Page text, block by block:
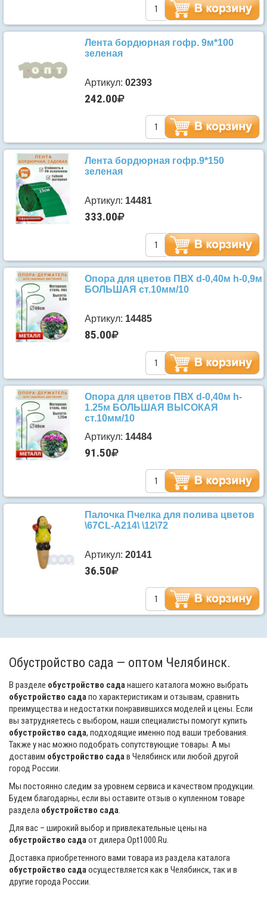
Лента бордюрная гофр. 9м*100
зеленая
Артикул: 02393
242.00
Лента бордюрная гофр.9*150
зеленая
Артикул: 14481
333.00
Опора для цветов ПВХ d-0,40м h-0,9м
БОЛЬШАЯ ст.10мм/10
Артикул: 14485
85.00
Опора для цветов ПВХ d-0,40м h-
1.25м БОЛЬШАЯ ВЫСОКАЯ
ст.10мм/10
Артикул: 14484
91.50
Палочка Пчелка для полива цветов
\67CL-A214\ \12\72
Артикул: 20141
36.50
Обустройство сада — оптом Челябинск.
В разделе обустройство саданашего каталога можно выбрать
обустройство садапо характеристикам и отзывам, сравнить
преимущества и недостатки понравившихся моделей и цены. Если
вы затрудняетесь с выбором, наши специалисты помогут купить
обустройство сада, подходящие именно под ваши требования.
Также у нас можно подобрать сопутствующие товары. А мы
доставим обустройство садав Челябинск или любой другой
город России.
Мы постоянно следим за уровнем сервиса и качеством продукции.
Будем благодарны, если вы оставите отзыв о купленном товаре
раздела обустройство сада.
Для вас – широкий выбор и привлекательные цены на
обустройство садаот дилера Opt1000.Ru.
Доставка приобретенного вами товара из раздела каталога
обустройство садаосуществляется как в Челябинск, так и в
другие города России.